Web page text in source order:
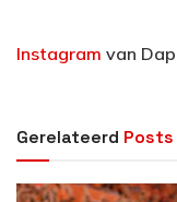
Instagram van
Gerelateerd Posts